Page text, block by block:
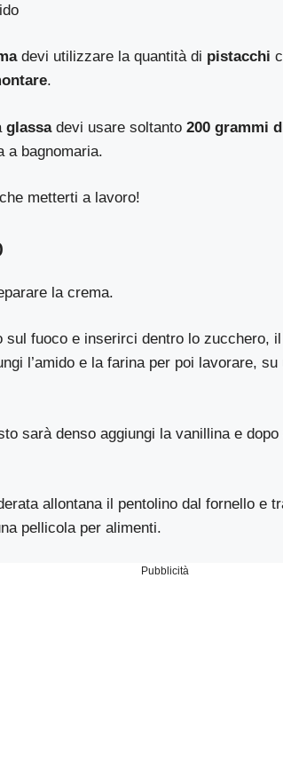
devi utilizzare la quantità di pistacchi
.
glassadevi usare soltanto200 grammi
a bagnomaria.
metterti a lavoro!
la crema.
sul fuoco e inserirci dentro lo zucchero,
l’amido e la farina per poi lavorare,
sarà denso aggiungi la vanillina e
allontana il pentolino dal fornello e
pellicola per alimenti.
Pubblicità